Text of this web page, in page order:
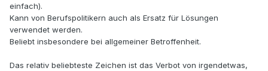
einfach).
Kann von Berufspolitikern auch als Ersatz für Lösungen
verwendet werden.
Beliebt insbesondere bei allgemeiner Betroffenheit.
Das relativ beliebteste Zeichen ist das Verbot von irgendetwas,